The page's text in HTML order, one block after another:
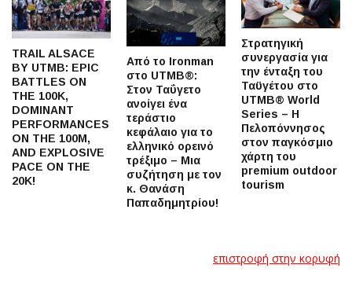
TRAIL ALSACE
BY UTMB: EPIC
BATTLES ON
THE 100K,
DOMINANT
PERFORMANCES
ON THE 100M,
AND EXPLOSIVE
PACE ON THE
20K!
Από το Ironman
στο UTMB®:
Στον Ταΰγετο
ανοίγει ένα
τεράστιο
κεφάλαιο για το
ελληνικό ορεινό
τρέξιμο – Μια
συζήτηση με τον
κ. Θανάση
Παπαδημητρίου!
Στρατηγική
συνεργασία για
την ένταξη του
Ταϋγέτου στο
UTMB® World
Series – Η
Πελοπόννησος
στον παγκόσμιο
χάρτη του
premium outdoor
tourism
επιστροφή στην κορυφή